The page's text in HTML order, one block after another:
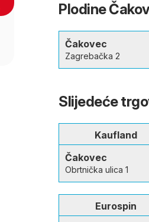
Plodine
Čakovec
Zagrebačka 2
Slijedeće
Kaufland
Čakovec
Obrtnička ulica 1
Eurospin